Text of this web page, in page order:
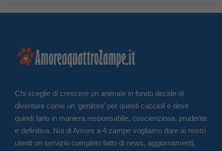
Chi sceglie di crescere un animale in fondo decide di
diventare come un ‘genitore’ per questi cuccioli e deve
quindi farlo in maniera responsabile, coscienziosa, prudente
e definitiva. Noi di Amore a 4 zampe vogliamo dare ai nostri
utenti un servizio completo fatto di news, aggiornamenti,